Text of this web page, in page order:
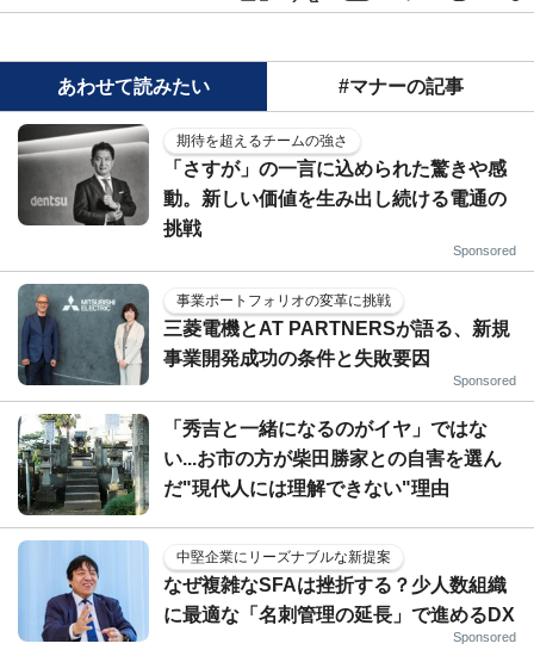
あわせて読みたい #マナーの記事
期待を超えるチームの強さ
「さすが」の一言に込められた驚きや感
動。新しい価値を生み出し続ける電通の
挑戦
Sponsored
事業ポートフォリオの変革に挑戦
三菱電機とAT PARTNERSが語る、新規
事業開発成功の条件と失敗要因
Sponsored
「秀吉と一緒になるのがイヤ」ではな
い...お市の方が柴田勝家との自害を選ん
だ"現代人には理解できない"理由
中堅企業にリーズナブルな新提案
なぜ複雑なSFAは挫折する？少人数組織
に最適な「名刺管理の延長」で進めるDX
Sponsored